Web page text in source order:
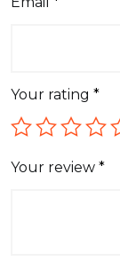
Your rating *
Your review *